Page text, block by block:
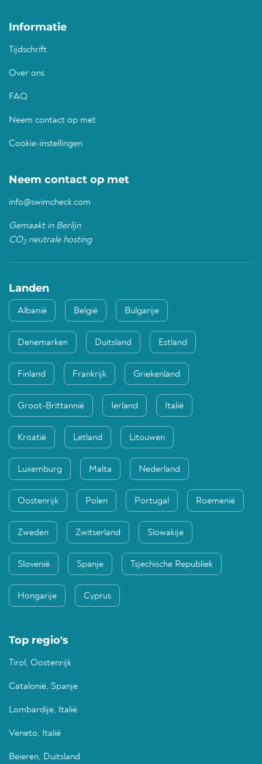
Informatie
Tijdschrift
Over ons
FAQ
Neem contact op met
Cookie-instellingen
Neem contact op met
info@swimcheck.com
Gemaakt in Berlijn
CO2neutrale hosting
Landen
Albanië België Bulgarije
Denemarken Duitsland Estland
Finland Frankrijk Griekenland
Groot-Brittannië Ierland Italië
Kroatië Letland Litouwen
Luxemburg Malta Nederland
Oostenrijk Polen Portugal Roemenië
Zweden Zwitserland Slowakije
Slovenië Spanje Tsjechische Republiek
Hongarije Cyprus
Top regio's
Tirol, Oostenrijk
Catalonië, Spanje
Lombardije, Italië
Veneto, Italië
Beieren, Duitsland